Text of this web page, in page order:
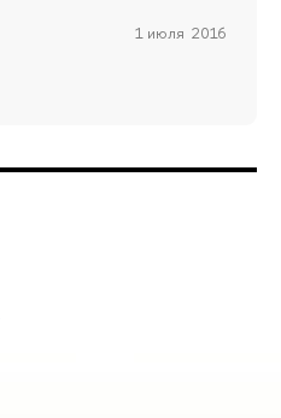
1 июля 2016